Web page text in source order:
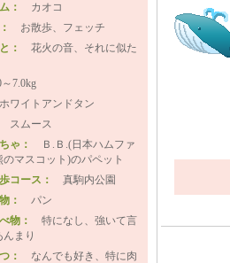
ム： カオコ
： お散歩、フェッチ
と： 花火の音、それに似た
～7.0kg
ホワイトアンドタン
スムース
ゃ：
Ｂ.Ｂ.(日本ハムファ
のマスコット)のパペット
コース： 真駒内公園
物： パン
物： 特になし、強いて言
んまり
つ： なんでも好き、特に肉